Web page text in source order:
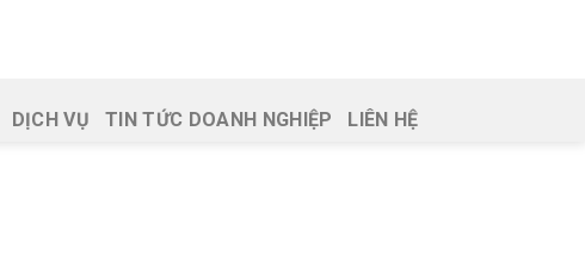
DỊCH VỤ TIN TỨC DOANH NGHIỆP LIÊN HỆ